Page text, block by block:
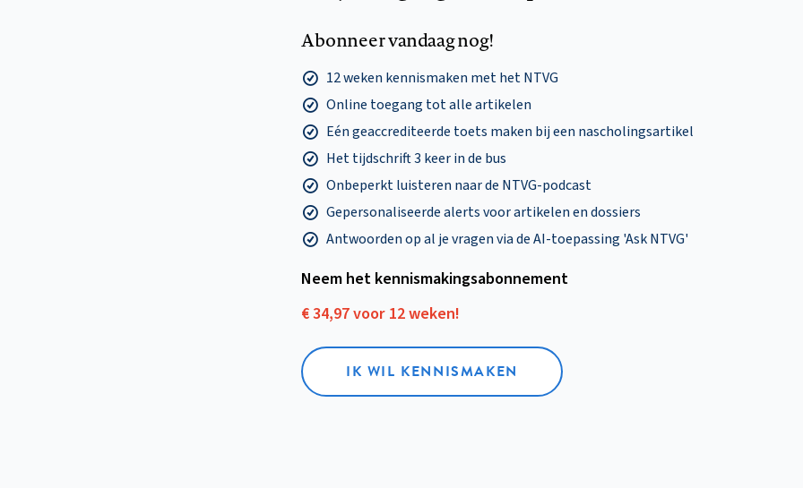
Abonneer vandaag nog!
12 weken kennismaken met het NTVG
Online toegang tot alle artikelen
Eén geaccrediteerde toets maken bij een nascholingsartikel
Het tijdschrift 3 keer in de bus
Onbeperkt luisteren naar de NTVG-podcast
Gepersonaliseerde alerts voor artikelen en dossiers
Antwoorden op al je vragen via de AI-toepassing 'Ask NTVG'
Neem het kennismakings­abonnement
€ 34,97 voor 12 weken!
IK WIL KENNISMAKEN